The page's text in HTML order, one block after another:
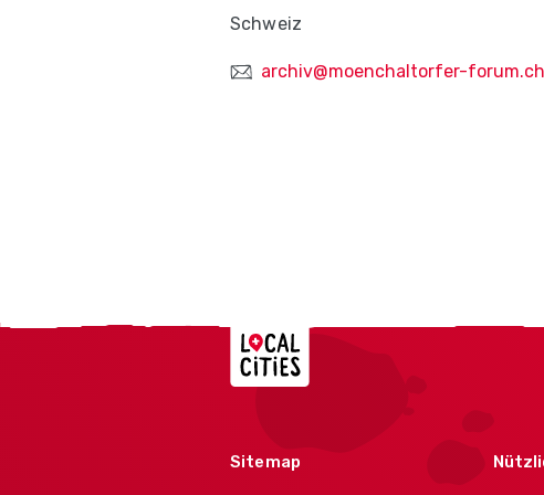
Schweiz
archiv@moenchaltorfer-forum.ch
Localcities
Sitemap